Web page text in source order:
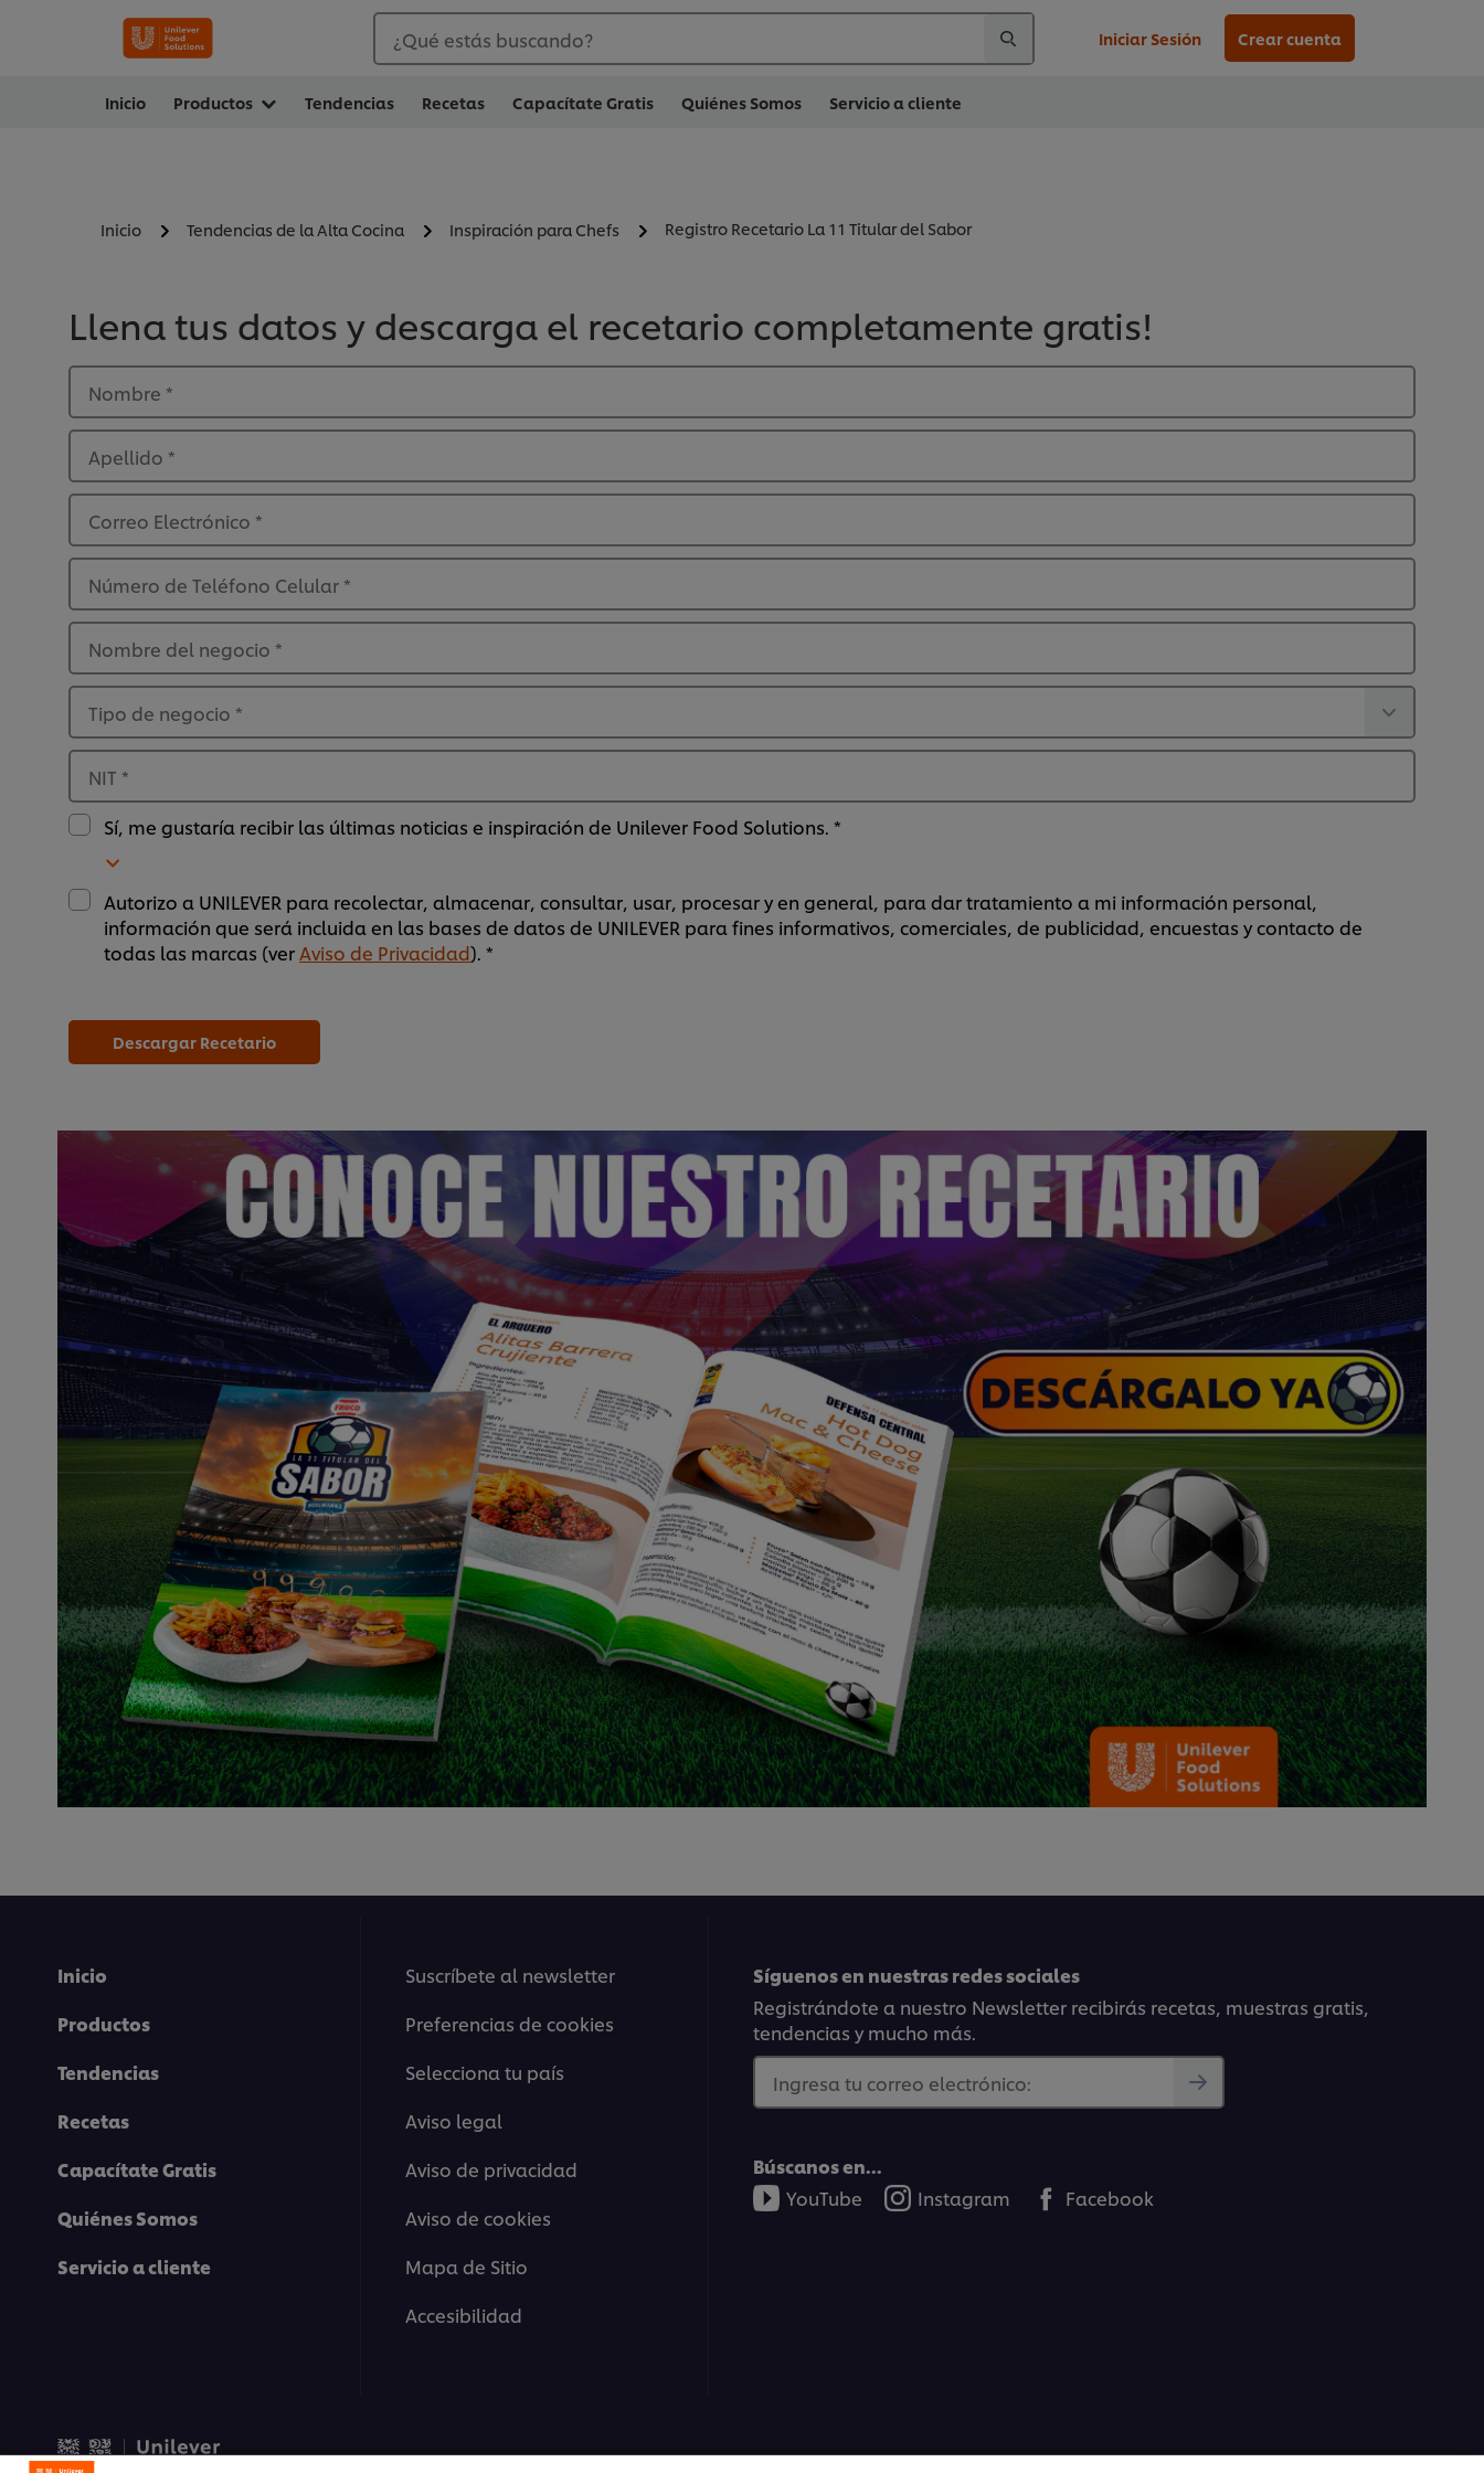
¿Qué estás buscando? Iniciar Sesión Crear cuenta
Inicio Productos Tendencias Recetas Capacítate Gratis Quiénes Somos Servicio a cliente
Inicio Tendencias de la Alta Cocina Inspiración para Chefs Registro Recetario La 11 Titular del Sabor
Llena tus datos y descarga el recetario completamente gratis!
Nombre *
Apellido *
Correo Electrónico *
Número de Teléfono Celular *
Nombre del negocio *
Tipo de negocio *
NIT *
Sí, me gustaría recibir las últimas noticias e inspiración de Unilever Food Solutions. *
Autorizo a UNILEVER para recolectar, almacenar, consultar, usar, procesar y en general, para dar tratamiento a mi información personal,
información que será incluida en las bases de datos de UNILEVER para fines informativos, comerciales, de publicidad, encuestas y contacto de
todas las marcas (verAviso de Privacidad). *
Descargar Recetario
Inicio
Productos
Tendencias
Recetas
Capacítate Gratis
Quiénes Somos
Servicio a cliente
Suscríbete al newsletter
Preferencias de cookies
Selecciona tu país
Aviso legal
Aviso de privacidad
Aviso de cookies
Mapa de Sitio
Accesibilidad
Síguenos en nuestras redes sociales
Registrándote a nuestro Newsletter recibirás recetas, muestras gratis,
tendencias y mucho más.
Ingresa tu correo electrónico:
Búscanos en...
YouTube
Instagram Facebook